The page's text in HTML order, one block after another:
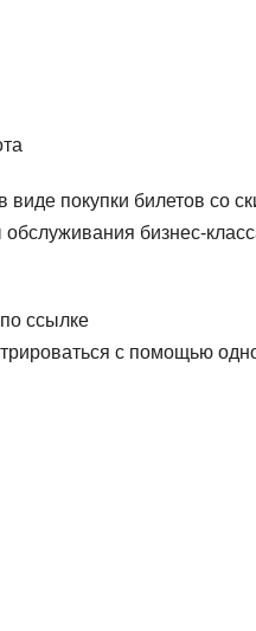
покупки билетов со
бизнес-
ссылке
с помощью